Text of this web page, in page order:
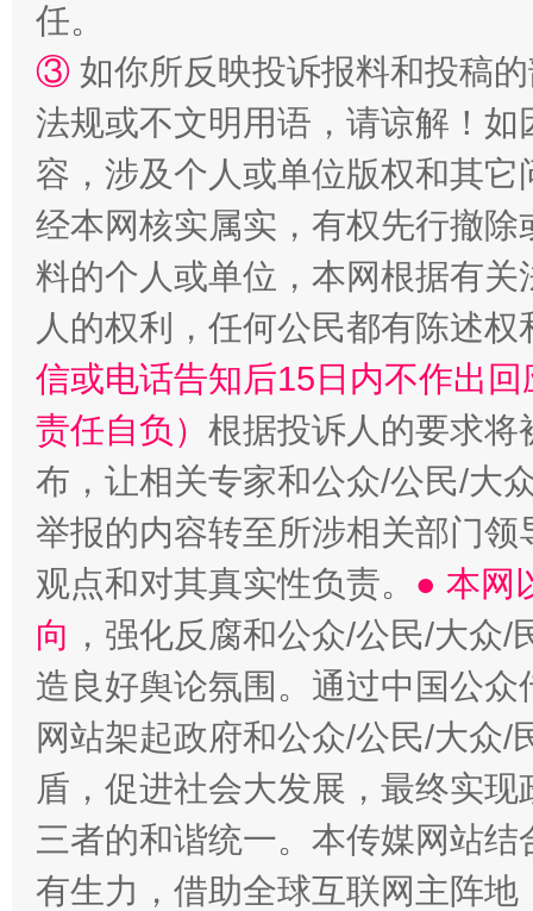
扯下公款旅游的“隐身衣” 如何以
“蜀中异人”王建安的艺术幻境
任。
③ 如你所反映投诉报料和投稿
法规或不文明用语，请谅解！
容，涉及个人或单位版权和其它
经本网核实属实，有权先行撤
料的个人或单位，本网根据有
人的权利，任何公民都有陈述
信或电话告知后15日内不作出
责任自负） 根据投诉人的要求将
布，让相关专家和公众/公民/大
举报的内容转至所涉相关部门
观点和对其真实性负责。 ● 本网
向 ，强化反腐和公众/公民/大众
造良好舆论氛围。通过中国公
网站架起政府和公众/公民/大众
盾，促进社会大发展，最终实
三者的和谐统一。本传媒网站
有生力，借助全球互联网主阵